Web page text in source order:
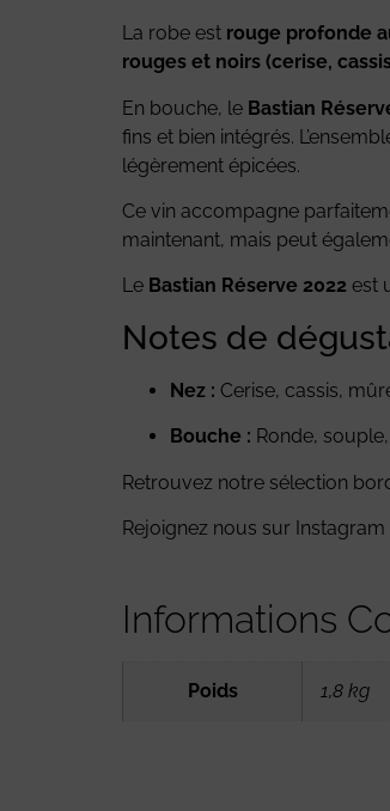
La robe est rouge profonde
rouges et noirs (cerise,
En bouche, le Bastian
fins et bien intégrés.
légèrement épicées.
Ce vin accompagne
maintenant, mais peut
Le Bastian Réserve 2022 est
Notes de
Nez : Cerise, cassis,
Bouche : Ronde,
Retrouvez notre sélection
Rejoignez nous sur Instagram
Informations
Poids 1,8 kg